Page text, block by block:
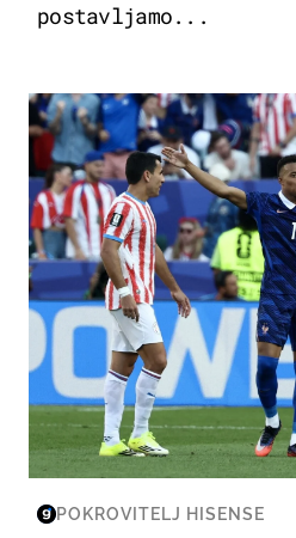
postavljamo...
SVJETSKO PRVENSTVO 2026
POKROVITELJ HISENSE